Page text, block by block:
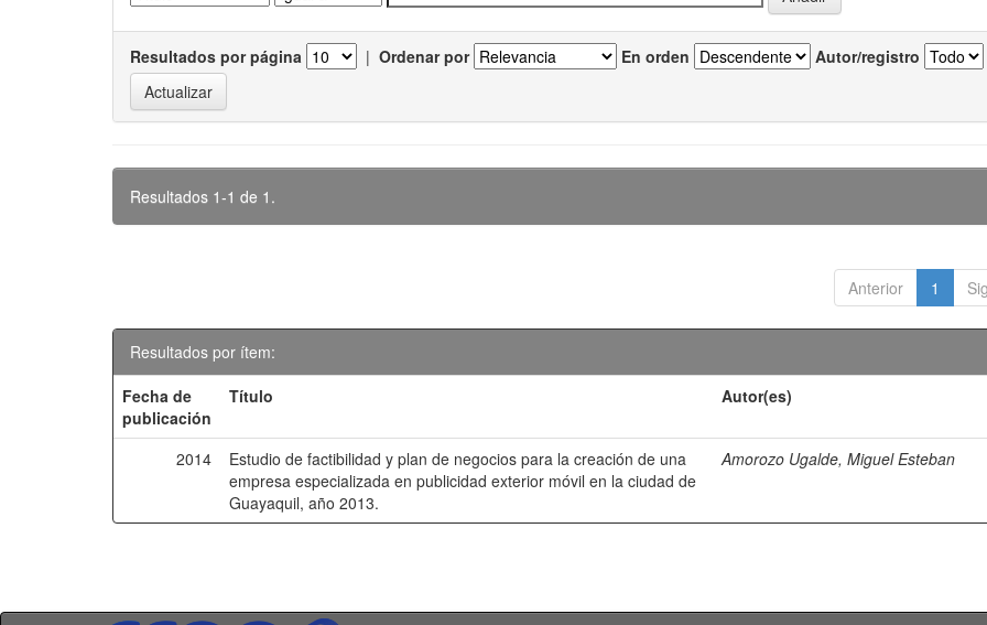
Resultados por página | Ordenar por En orden Autor/registro
Resultados 1-1 de 1.
Anterior 1
Resultados por ítem:
Fecha de
publicación
Título Autor(es)
2014
Estudio de factibilidad y plan de negocios para la creación de una
empresa especializada en publicidad exterior móvil en la ciudad de
Guayaquil, año 2013.
Amorozo Ugalde, Miguel Esteban